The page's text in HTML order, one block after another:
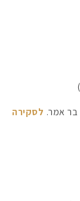
אמר. לסקירה